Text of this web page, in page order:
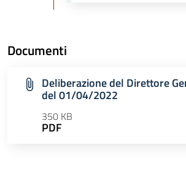
Documenti
Deliberazione del Direttore
del 01/04/2022
350 KB
PDF